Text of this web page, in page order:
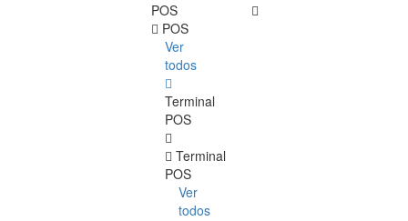
POS
POS
Ver
todos
Terminal
POS
Terminal
POS
Ver
todos